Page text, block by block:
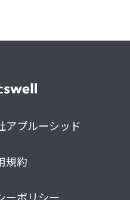
アプルーシッド
規約
ーポリシー